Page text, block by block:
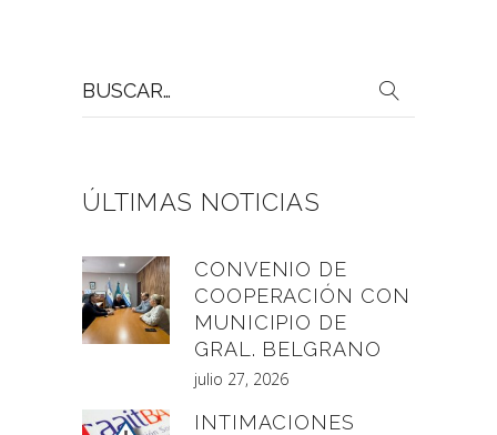
por:
ÚLTIMAS NOTICIAS
CONVENIO DE
COOPERACIÓN CON
MUNICIPIO DE
GRAL. BELGRANO
julio 27, 2026
INTIMACIONES